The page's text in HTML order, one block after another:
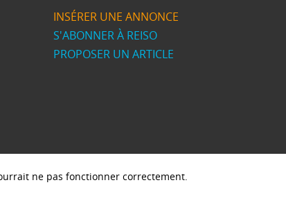
INSÉRER UNE ANNONCE
S'ABONNER À REISO
PROPOSER UN ARTICLE
ne pas fonctionner correctement.